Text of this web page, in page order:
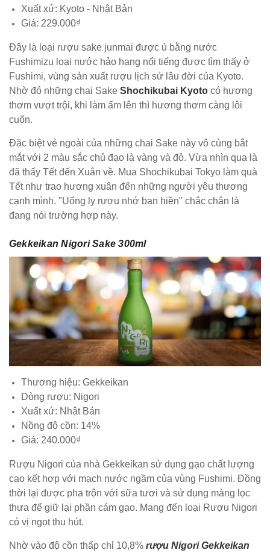
Xuất xứ: Kyoto - Nhật Bản
Giá: 229.000₫
Đây là loại rượu sake junmai được ủ bằng nước
Fushimizu loại nước hảo hạng nổi tiếng được tìm thấy ở
Fushimi, vùng sản xuất rượu lịch sử lâu đời của Kyoto.
Nhờ đó những chai Sake Shochikubai Kyoto có hương
thơm vượt trội, khi làm ấm lên thì hương thơm càng lôi
cuốn.
Đặc biệt vẻ ngoài của những chai Sake này vô cùng bắt
mắt với 2 màu sắc chủ đạo là vàng và đỏ. Vừa nhìn qua là
đã thấy Tết đến Xuân về. Mua Shochikubai Tokyo làm quà
Tết như trao hương xuân đến những người yêu thương
cạnh mình. "Uống ly rượu nhớ bạn hiền" chắc chắn là
đang nói trường hợp này.
Gekkeikan Nigori Sake 300ml
Thương hiệu: Gekkeikan
Dòng rượu: Nigori
Xuất xứ: Nhật Bản
Nồng độ cồn: 14%
Giá: 240.000₫
Rượu Nigori của nhà Gekkeikan sử dụng gạo chất lượng
cao kết hợp với mạch nước ngầm của vùng Fushimi. Đồng
thời lại được pha trộn với sữa tươi và sử dụng màng lọc
thưa để giữ lại phần cám gạo. Mang đến loại Rượu Nigori
có vị ngọt thu hút.
Nhờ vào độ cồn thấp chỉ 10,8% rượu Nigori Gekkeikan